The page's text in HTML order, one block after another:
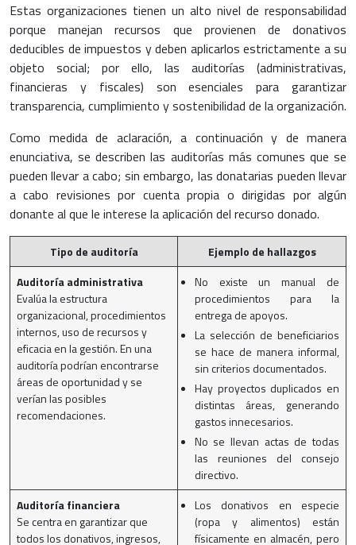
Estas organizaciones tienen un alto nivel de responsabilidad
porque manejan recursos que provienen de donativos
deducibles de impuestos y deben aplicarlos estrictamente a su
objeto social; por ello, las auditorías (administrativas,
financieras y fiscales) son esenciales para garantizar
transparencia, cumplimiento y sostenibilidad de la organización.
Como medida de aclaración, a continuación y de manera
enunciativa, se describen las auditorías más comunes que se
pueden llevar a cabo; sin embargo, las donatarias pueden llevar
a cabo revisiones por cuenta propia o dirigidas por algún
donante al que le interese la aplicación del recurso donado.
Tipo de auditoría
Ejemplo de hallazgos
Auditoría administrativa
Evalúa la estructura
organizacional, procedimientos
internos, uso de recursos y
eficacia en la gestión. En una
auditoría podrían encontrarse
áreas de oportunidad y se
verían las posibles
recomendaciones.
No existe un manual de
procedimientos para la
entrega de apoyos.
La selección de beneficiarios
se hace de manera informal,
sin criterios documentados.
Hay proyectos duplicados en
distintas áreas, generando
gastos innecesarios.
No se llevan actas de todas
las reuniones del consejo
directivo.
Auditoría financiera
Se centra en garantizar que
todos los donativos, ingresos,
Los donativos en especie
(ropa y alimentos) están
físicamente en almacén, pero